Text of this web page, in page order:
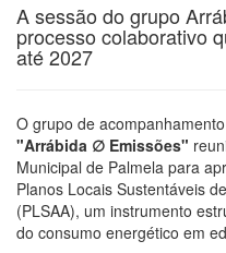
A sessão do grupo
processo colaborativo
até 2027
O grupo de
"Arrábida ∅ Emissões"
Municipal de Palmela para
Planos Locais Sustentáveis
(PLSAA), um instrumento
do consumo energético em